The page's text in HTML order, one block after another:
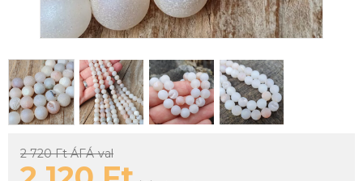
2 720 FtÁFÁ-val